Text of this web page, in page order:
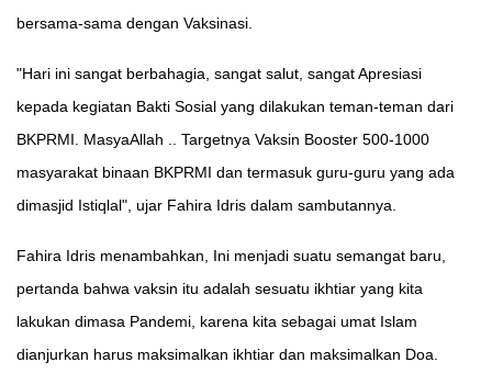
bersama-sama dengan Vaksinasi.
"Hari ini sangat berbahagia, sangat salut, sangat Apresiasi
kepada kegiatan Bakti Sosial yang dilakukan teman-teman dari
BKPRMI. MasyaAllah .. Targetnya Vaksin Booster 500-1000
masyarakat binaan BKPRMI dan termasuk guru-guru yang ada
dimasjid Istiqlal", ujar Fahira Idris dalam sambutannya.
Fahira Idris menambahkan, Ini menjadi suatu semangat baru,
pertanda bahwa vaksin itu adalah sesuatu ikhtiar yang kita
lakukan dimasa Pandemi, karena kita sebagai umat Islam
dianjurkan harus maksimalkan ikhtiar dan maksimalkan Doa.